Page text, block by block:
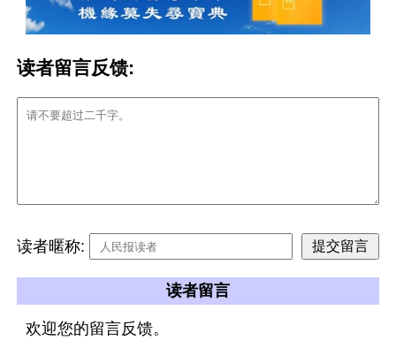
读者留言反馈:
读者暱称:
读者留言
欢迎您的留言反馈。